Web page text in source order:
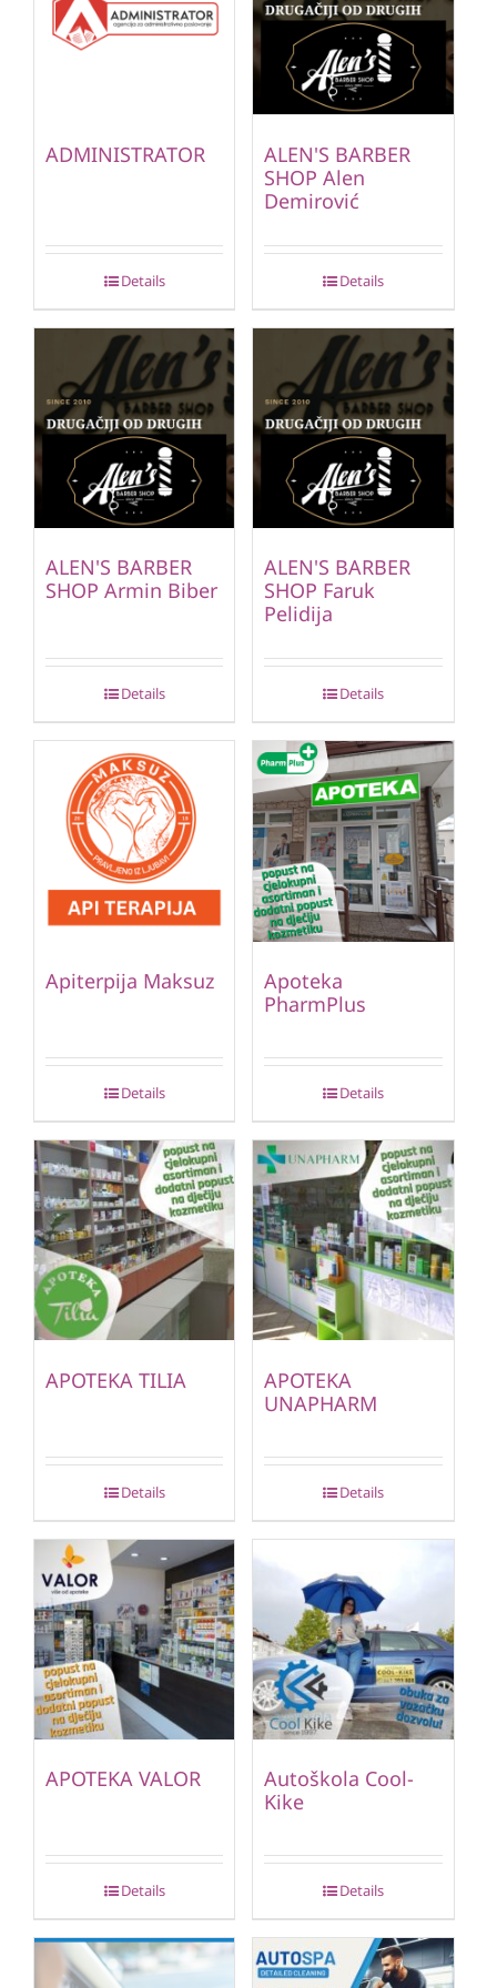
ADMINISTRATOR
Details
ALEN'S BARBER
SHOP Alen
Demirović
Details
ALEN'S BARBER
SHOP Armin Biber
Details
ALEN'S BARBER
SHOP Faruk
Pelidija
Details
Apiterpija Maksuz
Details
Apoteka
PharmPlus
Details
APOTEKA TILIA
Details
APOTEKA
UNAPHARM
Details
APOTEKA VALOR
Details
Autoškola Cool-
Kike
Details